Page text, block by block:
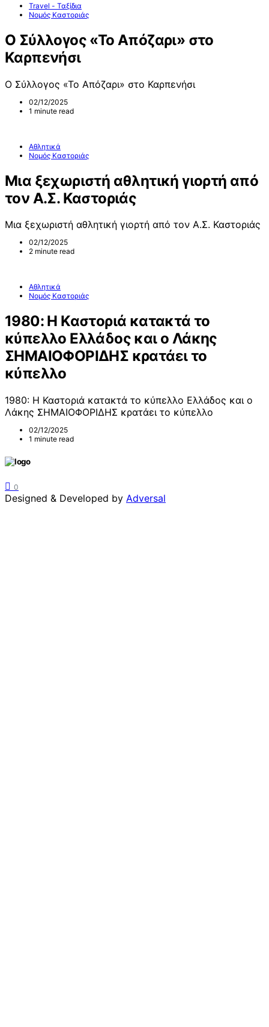
Travel - Ταξίδια
Νομός Καστοριάς
Ο Σύλλογος «Το Απόζαρι» στο
Καρπενήσι
Ο Σύλλογος «Το Απόζαρι» στο Καρπενήσι
02/12/2025
1 minute read
Αθλητικά
Νομός Καστοριάς
Μια ξεχωριστή αθλητική γιορτή από
τον Α.Σ. Καστοριάς
Μια ξεχωριστή αθλητική γιορτή από τον Α.Σ. Καστοριάς
02/12/2025
2 minute read
Αθλητικά
Νομός Καστοριάς
1980: Η Καστοριά κατακτά το
κύπελλο Ελλάδος και ο Λάκης
ΣΗΜΑΙΟΦΟΡΙΔΗΣ κρατάει το
κύπελλο
1980: Η Καστοριά κατακτά το κύπελλο Ελλάδος και ο
Λάκης ΣΗΜΑΙΟΦΟΡΙΔΗΣ κρατάει το κύπελλο
02/12/2025
1 minute read
0
Designed & Developed by Adversal